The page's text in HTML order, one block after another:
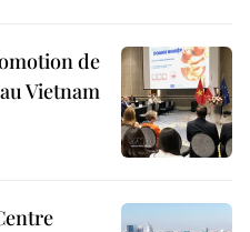
de
Vietnam